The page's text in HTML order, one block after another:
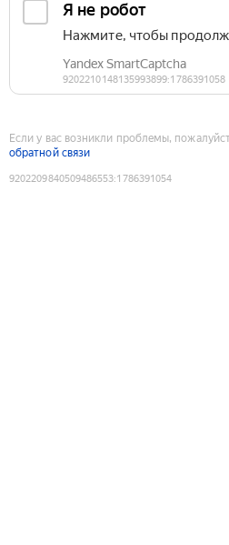
Если у вас возникли проблемы,
обратной связи
9202209840509486553:1786391054